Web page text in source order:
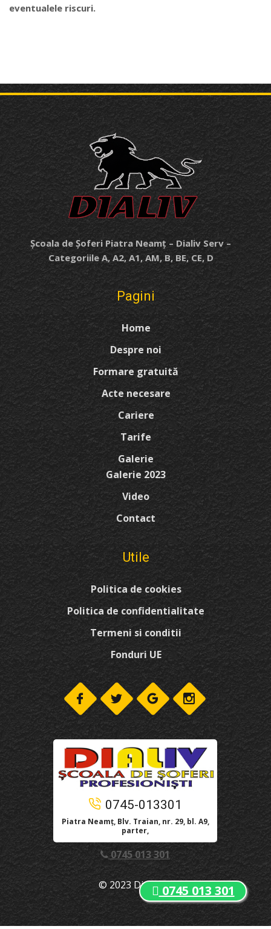
eventualele riscuri.
Școala de Șoferi Piatra Neamț – Dialiv Serv –
Categoriile A, A2, A1, AM, B, BE, CE, D
Pagini
Home
Despre noi
Formare gratuită
Acte necesare
Cariere
Tarife
Galerie
Galerie 2023
Video
Contact
Utile
Politica de cookies
Politica de confidentialitate
Termeni si conditii
Fonduri UE
0745-013301
Piatra Neamț, Blv. Traian, nr. 29, bl. A9,
parter,
0745 013 301
0745 013 301
© 2023 Dialiv.Ro